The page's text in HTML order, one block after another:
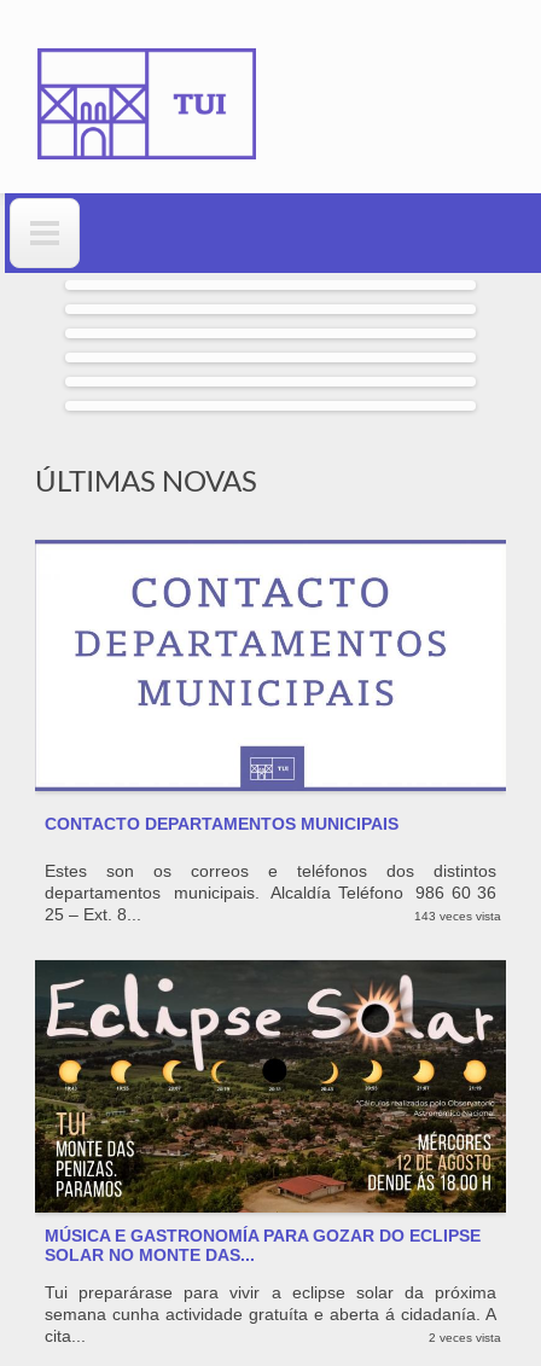
ÚLTIMAS NOVAS
CONTACTO DEPARTAMENTOS MUNICIPAIS
Estes son os correos e teléfonos dos distintos
departamentos municipais. Alcaldía Teléfono 986 60 36
25 – Ext. 8...
143 veces vista
MÚSICA E GASTRONOMÍA PARA GOZAR DO ECLIPSE
SOLAR NO MONTE DAS...
Tui preparárase para vivir a eclipse solar da próxima
semana cunha actividade gratuíta e aberta á cidadanía. A
cita...
2 veces vista